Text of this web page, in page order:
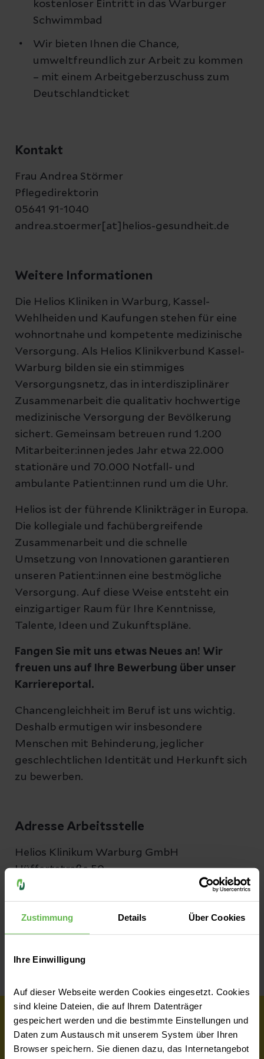
Zustimmung Details Über Cookies
Ihre Einwilligung
Auf dieser Webseite werden Cookies eingesetzt. Cookies
sind kleine Dateien, die auf Ihrem Datenträger
gespeichert werden und die bestimmte Einstellungen und
Daten zum Austausch mit unserem System über Ihren
Browser speichern. Sie dienen dazu, das Internetangebot
kostenloser Eintritt in das Warburger
Schwimmbad
Wir bieten Ihnen die Chance,
umweltfreundlich zur Arbeit zu kommen
– mit einem Arbeitgeberzuschuss zum
Deutschlandticket
Kontakt
Frau Andrea Störmer
Pflegedirektorin
05641 91-1040
andrea.stoermer[at]helios-gesundheit.de
Weitere Informationen
Die Helios Kliniken in Warburg, Kassel-
Wehlheiden und Kaufungen stehen für eine
wohnortnahe und kompetente medizinische
Versorgung. Als Helios Klinikverbund Kassel-
Warburg bilden sie ein stimmiges
Versorgungsnetz, das in interdisziplinärer
Zusammenarbeit die qualitativ hochwertige
medizinische Versorgung der Bevölkerung
sichert. Gemeinsam betreuen rund 1.200
Mitarbeiter:innen jedes Jahr etwa 22.000
stationäre und 70.000 Notfall- und
ambulante Patient:innen rund um die Uhr.
Helios ist der führende Klinikträger in Europa.
Die kollegiale und fachübergreifende
Zusammenarbeit und die schnelle
Umsetzung von Innovationen garantieren
unseren Patient:innen eine bestmögliche
Versorgung. Auf diese Weise entsteht ein
einzigartiger Raum für Ihre Kenntnisse,
Talente, Ideen und Zukunftspläne.
Fangen Sie mit uns etwas Neues an! Wir
freuen uns auf Ihre Bewerbung über unser
Karriereportal.
Chancengleichheit im Beruf ist uns wichtig.
Deshalb ermutigen wir insbesondere
Menschen mit Behinderung, jeglicher
geschlechtlichen Identität und Herkunft sich
zu bewerben.
Adresse Arbeitsstelle
Helios Klinikum Warburg GmbH
Hüffertstraße 50
34414 Warburg
Teilen
Wir haben dich überzeugt?